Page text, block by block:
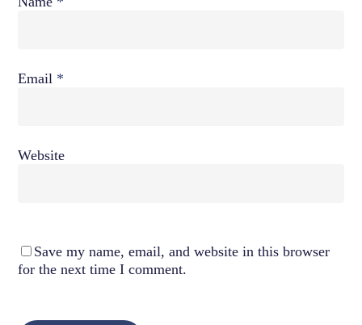
Email *
Website
Save my name, email, and website in this browser
for the next time I comment.